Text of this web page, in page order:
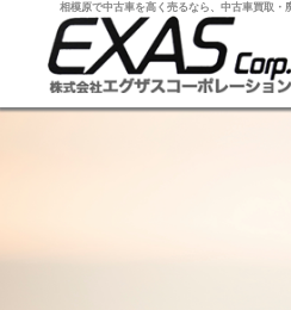
相模原で中古車を高く売るなら、中古車買取